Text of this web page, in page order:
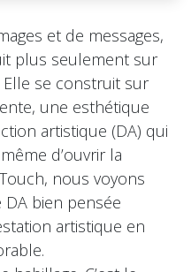
et de messages,
plus seulement sur
se construit sur
une esthétique
artistique (DA) qui
d’ouvrir la
nous voyons
bien pensée
artistique en